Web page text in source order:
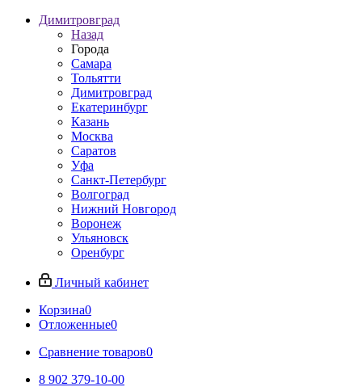
Димитровград
Назад
Города
Самара
Тольятти
Димитровград
Екатеринбург
Казань
Москва
Саратов
Уфа
Санкт-Петербург
Волгоград
Нижний Новгород
Воронеж
Ульяновск
Оренбург
Личный кабинет
Корзина0
Отложенные0
Сравнение товаров0
8 902 379-10-00